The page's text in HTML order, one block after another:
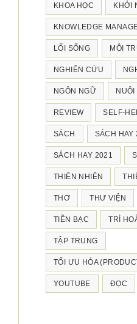
KHOA HỌC KHỞI
KNOWLEDGE
LỐI SỐNG MÔI
NGHIÊN CỨU
NGÔN NGỮ NUÔI
REVIEW SELF-
SÁCH SÁCH HAY
SÁCH HAY 2021
THIÊN NHIÊN
THƠ THƯ VIỆN
TIỀN BẠC TRÌ
TẬP TRUNG
TỐI ƯU HÓA
YOUTUBE ĐỌC